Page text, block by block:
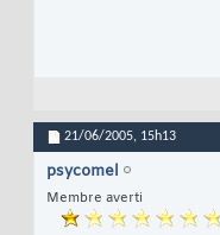
21/06/2005, 15h13
psycomel
Membre averti